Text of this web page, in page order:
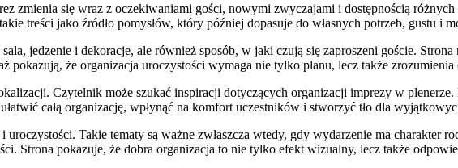
zmienia się wraz z oczekiwaniami gości, nowymi zwyczajami i dostępnością
treści jako źródło pomysłów, który później dopasuje do własnych potrzeb, gustu i
jedzenie i dekoracje, ale również sposób, w jaki czują się zaproszeni goście.
pokazują, że organizacja uroczystości wymaga nie tylko planu, lecz także
Czytelnik może szukać inspiracji dotyczących organizacji imprezy w
całą organizację, wpłynąć na komfort uczestników i stworzyć tło dla
Takie tematy są ważne zwłaszcza wtedy, gdy wydarzenie ma charakter
Strona pokazuje, że dobra organizacja to nie tylko efekt wizualny, lecz także